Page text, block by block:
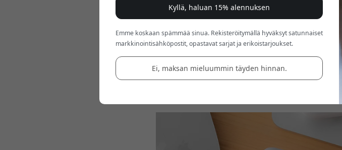
May 26, 2026
AirPods on nykyään osa arkea. Ne kulkevat mukana
Ongelma on vain se, että niihin kertyy korvavahaa,
ajattelee. Jonkin ajan kuluttua moni huomaa saman:
kuulokkeet tuntuvat vain… epäpuhdailta.
Hyvä puoli on se, että ongelma ratkeaa yleensä melko
kuulostamaan melkein uusilta. Tässä käymme läpi,
Kyllä, haluan 15% alennuksen
Emme koskaan spämmää sinua. Rekisteröitymällä hyväksyt satunnaiset
markkinointisähköpostit, opastavat sarjat ja erikoistarjoukset.
Ei, maksan mieluummin täyden hinnan.